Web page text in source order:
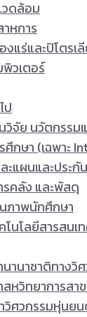
ดล้อม
หการ
งแร่และปิโตรเ
วเตอร์
ป
วิจัย นวัตกรรม
ศึกษา (เฉพาะ
ะแผนและประ
รคลัง และพัสดุ
าพนักศึกษา
นโลยีสารสนเ
านาชาติทางวิ
หวิทยาการสา
วิศวกรรมหุ่น